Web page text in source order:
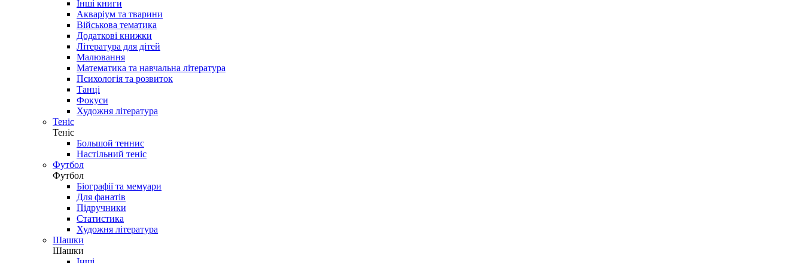
Інші книги
Акваріум та тварини
Військова тематика
Додаткові книжки
Література для дітей
Малювання
Математика та навчальна література
Психологія та розвиток
Танці
Фокуси
Художня література
Теніс
Теніс
Большой теннис
Настільний теніс
Футбол
Футбол
Біографії та мемуари
Для фанатів
Підручники
Статистика
Художня література
Шашки
Шашки